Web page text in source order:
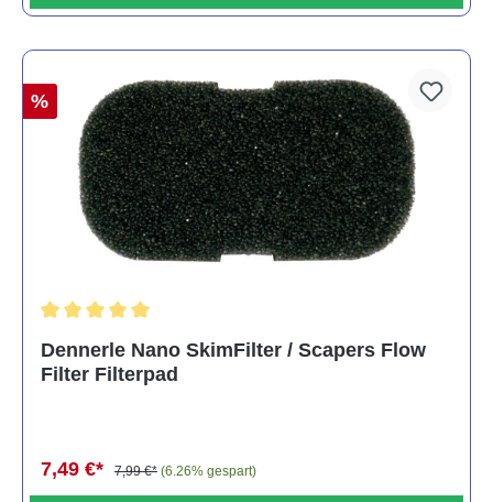
%
Dennerle Nano SkimFilter / Scapers Flow
Filter Filterpad
7,49 €* 7,99 €* (6.26% gespart)